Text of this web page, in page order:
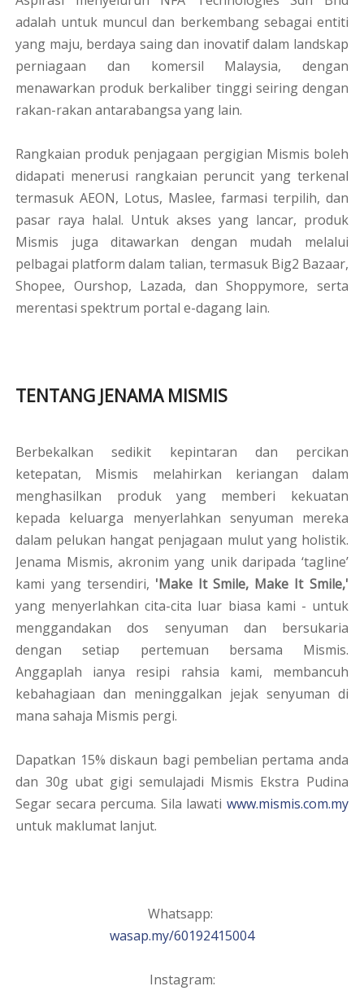
adalah untuk muncul dan berkembang sebagai entiti
yang maju, berdaya saing dan inovatif dalam landskap
perniagaan dan komersil Malaysia, dengan
menawarkan produk berkaliber tinggi seiring dengan
rakan-rakan antarabangsa yang lain.
Rangkaian produk penjagaan pergigian Mismis boleh
didapati menerusi rangkaian peruncit yang terkenal
termasuk AEON, Lotus, Maslee, farmasi terpilih, dan
pasar raya halal. Untuk akses yang lancar, produk
Mismis juga ditawarkan dengan mudah melalui
pelbagai platform dalam talian, termasuk Big2 Bazaar,
Shopee, Ourshop, Lazada, dan Shoppymore, serta
merentasi spektrum portal e-dagang lain.
TENTANG JENAMA MISMIS
Berbekalkan sedikit kepintaran dan percikan
ketepatan, Mismis melahirkan keriangan dalam
menghasilkan produk yang memberi kekuatan
kepada keluarga menyerlahkan senyuman mereka
dalam pelukan hangat penjagaan mulut yang holistik.
Jenama Mismis, akronim yang unik daripada ‘tagline’
kami yang tersendiri, 'Make It Smile, Make It Smile,'
yang menyerlahkan cita-cita luar biasa kami - untuk
menggandakan dos senyuman dan bersukaria
dengan setiap pertemuan bersama Mismis.
Anggaplah ianya resipi rahsia kami, membancuh
kebahagiaan dan meninggalkan jejak senyuman di
mana sahaja Mismis pergi.
Dapatkan 15% diskaun bagi pembelian pertama anda
dan 30g ubat gigi semulajadi Mismis Ekstra Pudina
Segar secara percuma. Sila lawati www.mismis.com.my
untuk maklumat lanjut.
Whatsapp:
wasap.my/60192415004
Instagram: